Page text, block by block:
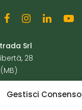
Gestisci Consenso
Srl
28